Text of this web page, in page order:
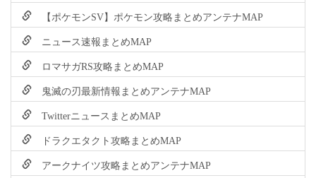
【ポケモンSV】ポケモン攻略まとめアンテナMAP
ニュース速報まとめMAP
ロマサガRS攻略まとめMAP
鬼滅の刃最新情報まとめアンテナMAP
TwitterニュースまとめMAP
ドラクエタクト攻略まとめMAP
アークナイツ攻略まとめアンテナMAP